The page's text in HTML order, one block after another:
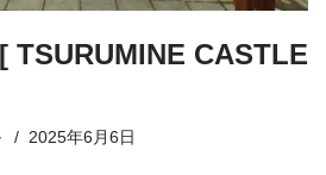
TSURUMINE CASTLE
2025年6月6日